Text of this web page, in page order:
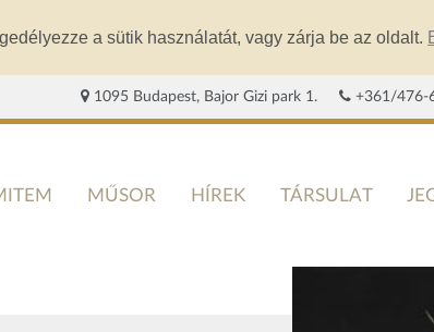
a sütik használatát, vagy zárja be az oldalt.
1095 Budapest, Bajor Gizi park 1. +361/476-
MŰSOR HÍREK TÁRSULAT